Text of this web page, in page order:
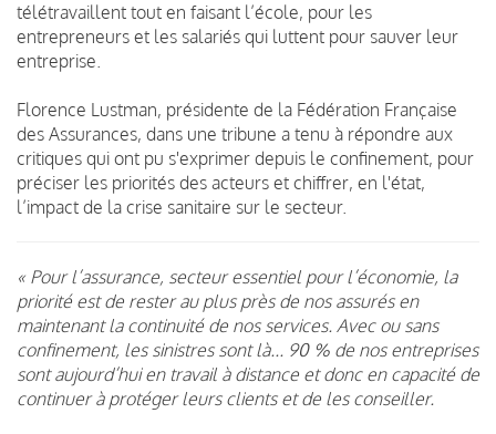
télétravaillent tout en faisant l’école, pour les
entrepreneurs et les salariés qui luttent pour sauver leur
entreprise.
Florence Lustman, présidente de la Fédération Française
des Assurances, dans une tribune a tenu à répondre aux
critiques qui ont pu s'exprimer depuis le confinement, pour
préciser les priorités des acteurs et chiffrer, en l'état,
l’impact de la crise sanitaire sur le secteur.
« Pour l’assurance, secteur essentiel pour l’économie, la
priorité est de rester au plus près de nos assurés en
maintenant la continuité de nos services. Avec ou sans
confinement, les sinistres sont là... 90 % de nos entreprises
sont aujourd’hui en travail à distance et donc en capacité de
continuer à protéger leurs clients et de les conseiller.